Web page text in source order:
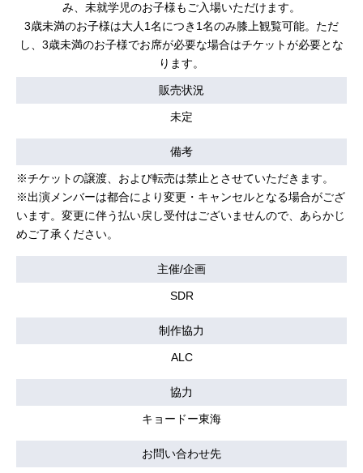
み、未就学児のお子様もご入場いただけます。
3歳未満のお子様は大人1名につき1名のみ膝上観覧可能。ただ
し、3歳未満のお子様でお席が必要な場合はチケットが必要とな
ります。
販売状況
未定
備考
※チケットの譲渡、および転売は禁止とさせていただきます。
※出演メンバーは都合により変更・キャンセルとなる場合がござ
います。変更に伴う払い戻し受付はございませんので、あらかじ
めご了承ください。
主催/企画
SDR
制作協力
ALC
協力
キョードー東海
お問い合わせ先